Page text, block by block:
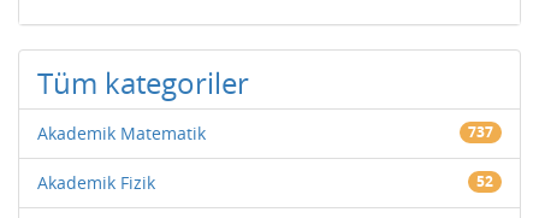
Tüm kategoriler
Akademik Matematik 737
Akademik Fizik 52